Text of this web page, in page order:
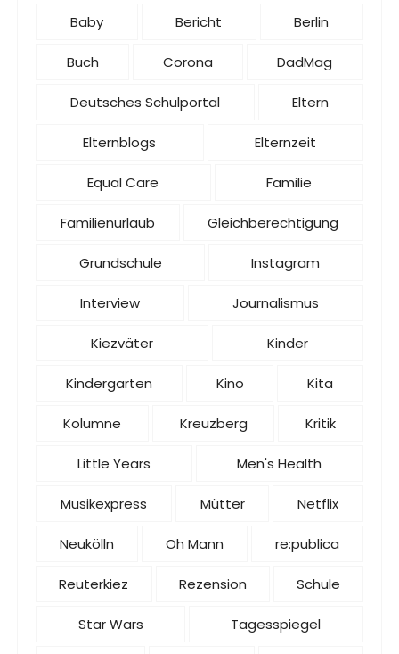
Baby Bericht Berlin
Buch Corona DadMag
Deutsches Schulportal Eltern
Elternblogs Elternzeit
Equal Care Familie
Familienurlaub Gleichberechtigung
Grundschule Instagram
Interview Journalismus
Kiezväter Kinder
Kindergarten Kino Kita
Kolumne Kreuzberg Kritik
Little Years Men's Health
Musikexpress Mütter Netflix
Neukölln Oh Mann re:publica
Reuterkiez Rezension Schule
Star Wars Tagesspiegel